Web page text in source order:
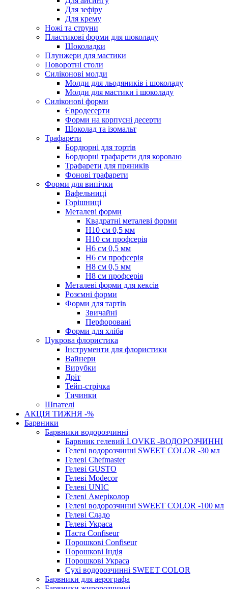
Для зефіру
Для крему
Ножі та струни
Пластикові форми для шоколаду
Шоколадки
Плунжери для мастики
Поворотні столи
Силіконові молди
Молди для льодяників і шоколаду
Молди для мастики і шоколаду
Силіконові форми
Євродесерти
Форми на корпусні десерти
Шоколад та ізомальт
Трафарети
Бордюрні для тортів
Бордюрні трафарети для короваю
Трафарети для пряників
Фонові трафарети
Форми для випічки
Вафельниці
Горішниці
Металеві форми
Квадратні металеві форми
Н10 см 0,5 мм
Н10 см профсерія
Н6 см 0,5 мм
Н6 см профсерія
Н8 см 0,5 мм
Н8 см профсерія
Металеві форми для кексів
Розємні форми
Форми для тартів
Звичайні
Перфоровані
Форми для хліба
Цукрова флористика
Інструменти для флористики
Вайнери
Вирубки
Дріт
Тейп-стрічка
Тичинки
Шпателі
АКЦІЯ ТИЖНЯ -%
Барвники
Барвники водорозчинні
Барвник гелевий LOVKE -ВОДОРОЗЧИННІ
Гелеві водорозчинні SWEET COLOR -30 мл
Гелеві Chefmaster
Гелеві GUSTO
Гелеві Modecor
Гелеві UNIC
Гелеві Амеріколор
Гелеві водорозчинні SWEET COLOR -100 мл
Гелеві Сладо
Гелеві Украса
Паста Confiseur
Порошкові Confiseur
Порошкові Індія
Порошкові Украса
Сухі водорозчинні SWEET COLOR
Барвники для аерографа